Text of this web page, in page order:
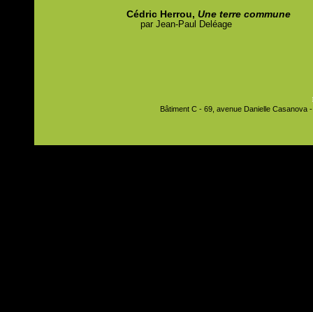
Cédric Herrou,Une terre commune
parJean-Paul Deléage
Bâtiment C - 69, avenue Danielle